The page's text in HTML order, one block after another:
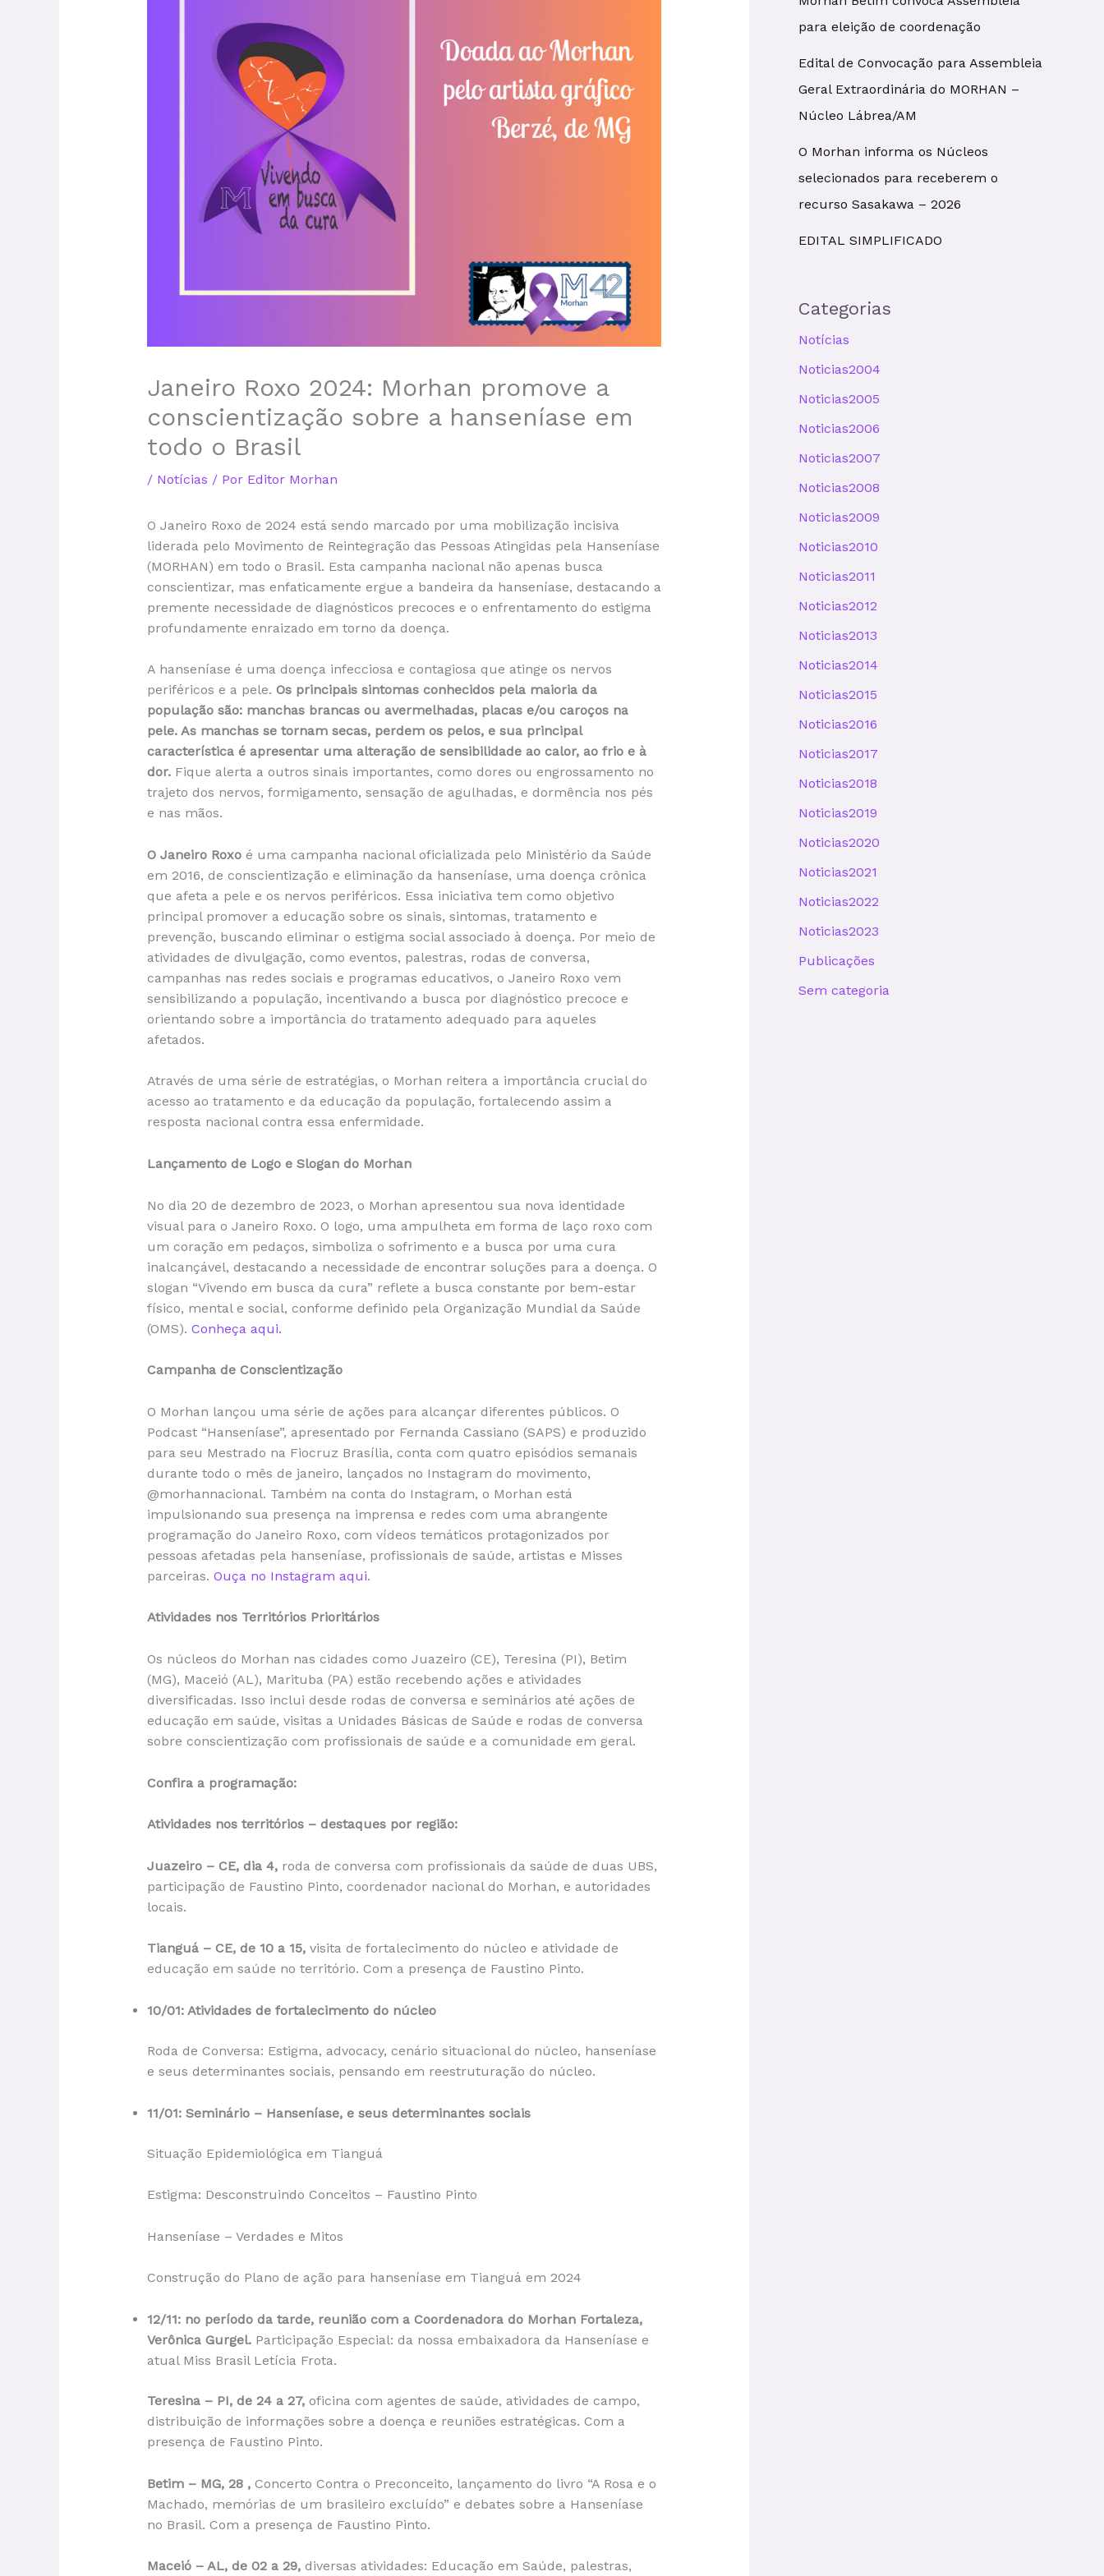
Janeiro Roxo 2024: Morhan promove a
conscientização sobre a hanseníase em
todo o Brasil
/ Notícias / Por Editor Morhan
O Janeiro Roxo de 2024 está sendo marcado por uma mobilização incisiva
liderada pelo Movimento de Reintegração das Pessoas Atingidas pela Hanseníase
(MORHAN) em todo o Brasil. Esta campanha nacional não apenas busca
conscientizar, mas enfaticamente ergue a bandeira da hanseníase, destacando a
premente necessidade de diagnósticos precoces e o enfrentamento do estigma
profundamente enraizado em torno da doença.
A hanseníase é uma doença infecciosa e contagiosa que atinge os nervos
periféricos e a pele. Os principais sintomas conhecidos pela maioria da
população são: manchas brancas ou avermelhadas, placas e/ou caroços na
pele. As manchas se tornam secas, perdem os pelos, e sua principal
característica é apresentar uma alteração de sensibilidade ao calor, ao frio e à
dor.Fique alerta a outros sinais importantes, como dores ou engrossamento no
trajeto dos nervos, formigamento, sensação de agulhadas, e dormência nos pés
e nas mãos.
O Janeiro Roxoé uma campanha nacional oficializada pelo Ministério da Saúde
em 2016, de conscientização e eliminação da hanseníase, uma doença crônica
que afeta a pele e os nervos periféricos. Essa iniciativa tem como objetivo
principal promover a educação sobre os sinais, sintomas, tratamento e
prevenção, buscando eliminar o estigma social associado à doença. Por meio de
atividades de divulgação, como eventos, palestras, rodas de conversa,
campanhas nas redes sociais e programas educativos, o Janeiro Roxo vem
sensibilizando a população, incentivando a busca por diagnóstico precoce e
orientando sobre a importância do tratamento adequado para aqueles
afetados.
Através de uma série de estratégias, o Morhan reitera a importância crucial do
acesso ao tratamento e da educação da população, fortalecendo assim a
resposta nacional contra essa enfermidade.
Lançamento de Logo e Slogan do Morhan
No dia 20 de dezembro de 2023, o Morhan apresentou sua nova identidade
visual para o Janeiro Roxo. O logo, uma ampulheta em forma de laço roxo com
um coração em pedaços, simboliza o sofrimento e a busca por uma cura
inalcançável, destacando a necessidade de encontrar soluções para a doença. O
slogan “Vivendo em busca da cura” reflete a busca constante por bem-estar
físico, mental e social, conforme definido pela Organização Mundial da Saúde
(OMS). Conheça aqui.
Campanha de Conscientização
O Morhan lançou uma série de ações para alcançar diferentes públicos. O
Podcast “Hanseníase”, apresentado por Fernanda Cassiano (SAPS) e produzido
para seu Mestrado na Fiocruz Brasília, conta com quatro episódios semanais
durante todo o mês de janeiro, lançados no Instagram do movimento,
@morhannacional. Também na conta do Instagram, o Morhan está
impulsionando sua presença na imprensa e redes com uma abrangente
programação do Janeiro Roxo, com vídeos temáticos protagonizados por
pessoas afetadas pela hanseníase, profissionais de saúde, artistas e Misses
parceiras. Ouça no Instagram aqui.
Atividades nos Territórios Prioritários
Os núcleos do Morhan nas cidades como Juazeiro (CE), Teresina (PI), Betim
(MG), Maceió (AL), Marituba (PA) estão recebendo ações e atividades
diversificadas. Isso inclui desde rodas de conversa e seminários até ações de
educação em saúde, visitas a Unidades Básicas de Saúde e rodas de conversa
sobre conscientização com profissionais de saúde e a comunidade em geral.
Confira a programação:
Atividades nos territórios – destaques por região:
Juazeiro – CE, dia 4, roda de conversa com profissionais da saúde de duas UBS,
participação de Faustino Pinto, coordenador nacional do Morhan, e autoridades
locais.
Tianguá – CE, de 10 a 15,visita de fortalecimento do núcleo e atividade de
educação em saúde no território. Com a presença de Faustino Pinto.
10/01: Atividades de fortalecimento do núcleo
Roda de Conversa: Estigma, advocacy, cenário situacional do núcleo, hanseníase
e seus determinantes sociais, pensando em reestruturação do núcleo.
11/01: Seminário – Hanseníase, e seus determinantes sociais
Situação Epidemiológica em Tianguá
Estigma: Desconstruindo Conceitos – Faustino Pinto
Hanseníase – Verdades e Mitos
Construção do Plano de ação para hanseníase em Tianguá em 2024
12/11: no período da tarde, reunião com a Coordenadora do Morhan Fortaleza,
Verônica Gurgel. Participação Especial: da nossa embaixadora da Hanseníase e
atual Miss Brasil Letícia Frota.
Teresina – PI, de 24 a 27, oficina com agentes de saúde, atividades de campo,
distribuição de informações sobre a doença e reuniões estratégicas. Com a
presença de Faustino Pinto.
Betim – MG, 28 , Concerto Contra o Preconceito, lançamento do livro “A Rosa e o
Machado, memórias de um brasileiro excluído” e debates sobre a Hanseníase
no Brasil. Com a presença de Faustino Pinto.
Maceió – AL, de 02 a 29, diversas atividades: Educação em Saúde, palestras,
para eleição de coordenação
Edital de Convocação para Assembleia
Geral Extraordinária do MORHAN –
Núcleo Lábrea/AM
O Morhan informa os Núcleos
selecionados para receberem o
recurso Sasakawa – 2026
EDITAL SIMPLIFICADO
Categorias
Notícias
Noticias2004
Noticias2005
Noticias2006
Noticias2007
Noticias2008
Noticias2009
Noticias2010
Noticias2011
Noticias2012
Noticias2013
Noticias2014
Noticias2015
Noticias2016
Noticias2017
Noticias2018
Noticias2019
Noticias2020
Noticias2021
Noticias2022
Noticias2023
Publicações
Sem categoria